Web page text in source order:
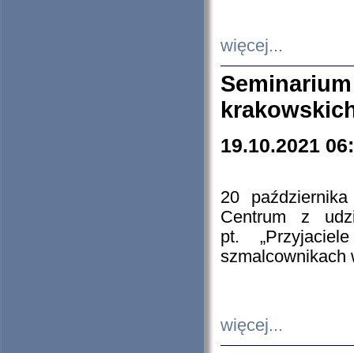
więcej...
19.10.2021
20
Centrum z
pt.
szmalcownikach
więcej...